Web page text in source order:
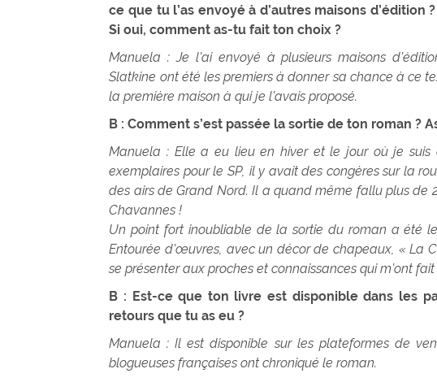
ce que tu l’as envoyé à d’autres maisons
Si oui, comment as-tu fait ton choix ?
Manuela : Je l’ai envoyé à plusieurs maisons
Slatkine ont été les premiers à donner sa chance à ce
la première maison à qui je l’avais proposé.
B : Comment s’est passée la sortie de ton roman ?
Manuela : Elle a eu lieu en hiver et le jour où je suis
exemplaires pour le SP, il y avait des congères sur la
des airs de Grand Nord. Il a quand même fallu plus de
Chavannes !
Un point fort inoubliable de la sortie du roman a été
Entourée d’œuvres, avec un décor de chapeaux, « La
se présenter aux proches et connaissances qui m’ont fait
B : Est-ce que ton livre est disponible dans les
retours que tu as eu ?
Manuela : Il est disponible sur les plateformes de
blogueuses françaises ont chroniqué le roman.